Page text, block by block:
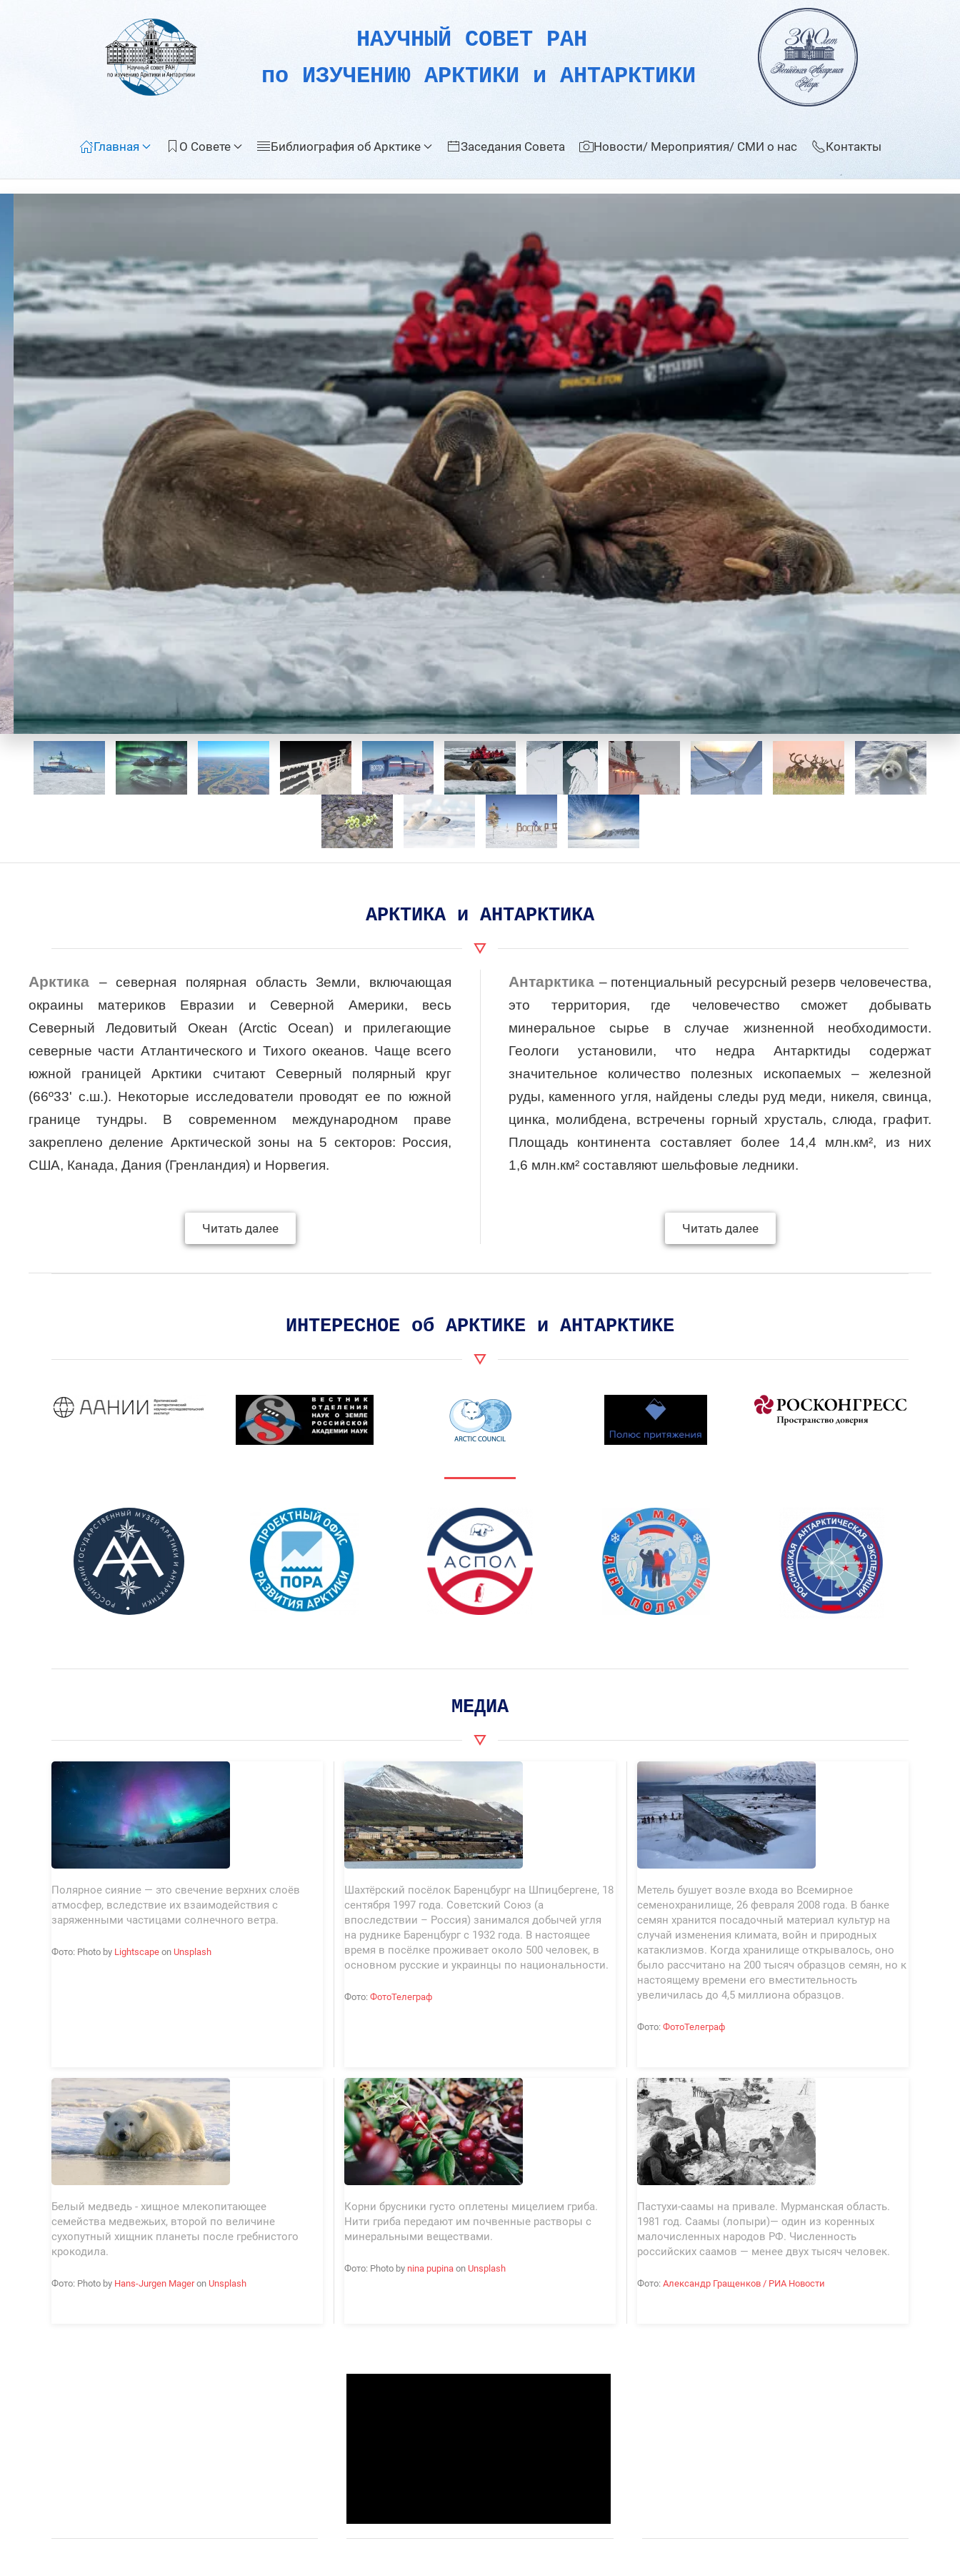
НАУЧНЫЙ СОВЕТ РАН
по ИЗУЧЕНИЮ АРКТИКИ и АНТАРКТИКИ
Главная О Совете Библиография об Арктике Заседания Совета Новости/ Мероприятия/ СМИ о нас Контакты
Моржи в Арктике
На сайт источника
АРКТИКА и АНТАРКТИКА
Арктика
– северная полярная область Земли, включающая
окраины материков Евразии и Северной Америки, весь
Северный Ледовитый Океан (Arctic Ocean) и прилегающие
северные части Атлантического и Тихого океанов. Чаще всего
южной границей Арктики считают Северный полярный круг
(66º33' с.ш.). Некоторые исследователи проводят ее по южной
границе тундры. В современном международном праве
закреплено деление Арктической зоны на 5 секторов: Россия,
США, Канада, Дания (Гренландия) и Норвегия.
Читать далее
Антарктика –потенциальный ресурсный резерв человечества,
это территория, где человечество сможет добывать
минеральное сырье в случае жизненной необходимости.
Геологи установили, что недра Антарктиды содержат
значительное количество полезных ископаемых – железной
руды, каменного угля, найдены следы руд меди, никеля, свинца,
цинка, молибдена, встречены горный хрусталь, слюда, графит.
Площадь континента составляет более 14,4 млн.км², из них
1,6 млн.км² составляют шельфовые ледники.
Читать далее
ИНТЕРЕСНОЕ об АРКТИКЕ и АНТАРКТИКЕ
На сайт
На сайт
На
сайт
На сайт
На сайт
На сайт На сайт На сайт На сайт На сайт
МЕДИА
Полярное сияние — это свечение верхних слоёв
атмосфер, вследствие их взаимодействия с
заряженными частицами солнечного ветра.
Фото: Photo by Lightscape on Unsplash
Шахтёрский посёлок Баренцбург на Шпицбергене, 18
сентября 1997 года. Советский Союз (а
впоследствии – Россия) занимался добычей угля
на руднике Баренцбург с 1932 года. В настоящее
время в посёлке проживает около 500 человек, в
основном русские и украинцы по национальности.
Фото:ФотоТелеграф
Метель бушует возле входа во Всемирное
семенохранилище, 26 февраля 2008 года. В банке
семян хранится посадочный материал культур на
случай изменения климата, войн и природных
катаклизмов. Когда хранилище открывалось, оно
было рассчитано на 200 тысяч образцов семян, но к
настоящему времени его вместительность
увеличилась до 4,5 миллиона образцов.
Фото: ФотоТелеграф
Белый медведь - хищное млекопитающее
семейства медвежьих, второй по величине
сухопутный хищник планеты после гребнистого
крокодила.
Фото: Photo by Hans-Jurgen Mageron Unsplash
Корни брусники густо оплетены мицелием гриба.
Нити гриба передают им почвенные растворы с
минеральными веществами.
Фото: Photo by nina pupina on Unsplash
Пастухи-саамы на привале. Мурманская область.
1981 год. Саамы (лопыри)— один из коренных
малочисленных народов РФ. Численность
российских саамов — менее двух тысяч человек.
Фото: Александр Гращенков / РИА Новости